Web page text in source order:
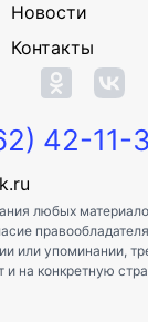
Новости
Контакты
42-11-
любых
или упоминании,
и на конкретную